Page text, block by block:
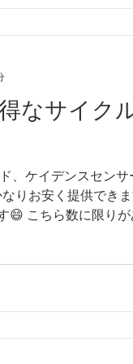
なサイク
、ケイデンスセンサ
りお安く提供できま
😄 こちら数に限りが